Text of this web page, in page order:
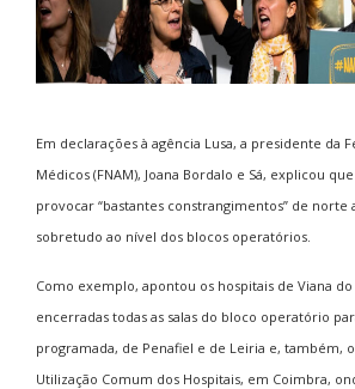
Em declarações à agência Lusa, a presidente da
Médicos (FNAM), Joana Bordalo e Sá, explicou
provocar “bastantes constrangimentos” de norte
sobretudo ao nível dos blocos operatórios.
Como exemplo, apontou os hospitais de Viana
encerradas todas as salas do bloco operatório
programada, de Penafiel e de Leiria e, também, o
Utilização Comum dos Hospitais, em Coimbra,